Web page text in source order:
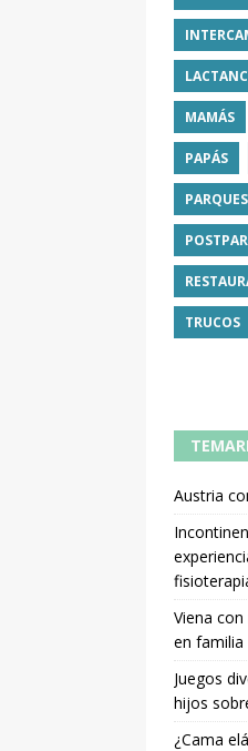
MAMÁS
PAPÁS
TRUCOS
Austria
Viena
en familia
Juegos
hijos
¿Cama